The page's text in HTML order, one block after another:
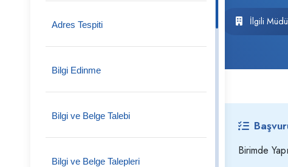
Adres Tespiti
Bilgi Edinme
Bilgi ve Belge Talebi
Bilgi ve Belge Talepleri
İlgili
Birimde